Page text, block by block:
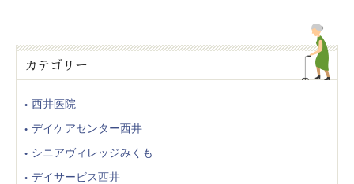
カテゴリー
西井医院
デイケアセンター西井
シニアヴィレッジみくも
デイサービス西井